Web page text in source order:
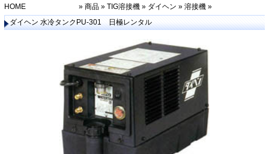
HOME » 商品» TIG溶接機» ダイヘン » 溶接機»
ダイヘン 水冷タンクPU-301 日極レンタル